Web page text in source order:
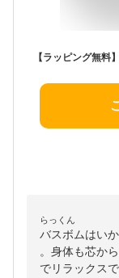
らっくん
バスボムはい
。身体も芯か
でリラックス